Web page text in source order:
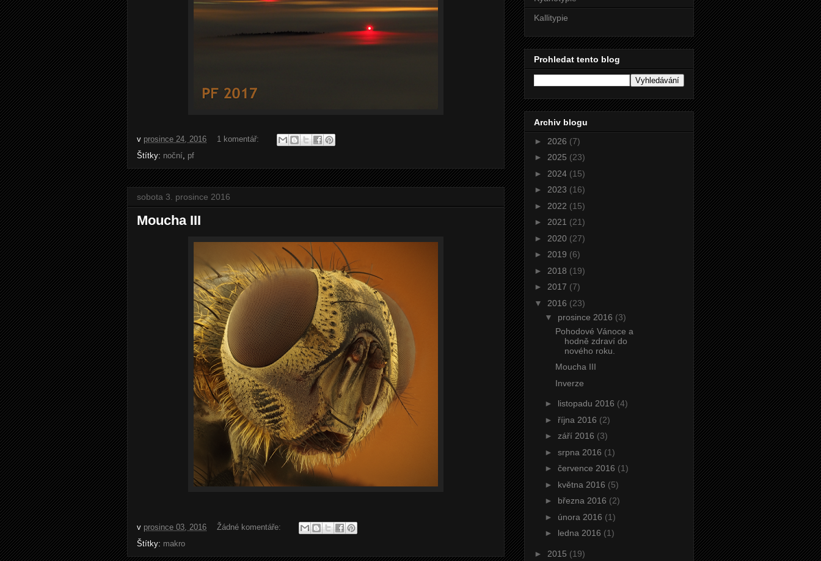
v prosince 24, 2016
1 komentář:
Štítky: noční, pf
sobota 3. prosince 2016
Moucha III
v prosince 03, 2016
Žádné komentáře:
Štítky: makro
Kallitypie
Prohledat tento blog
Archiv blogu
► 2026 (7)
► 2025 (23)
► 2024 (15)
► 2023 (16)
► 2022 (15)
► 2021 (21)
► 2020 (27)
► 2019 (6)
► 2018 (19)
► 2017 (7)
▼ 2016 (23)
▼ prosince 2016 (3)
Pohodové Vánoce a
hodně zdraví do
nového roku.
Moucha III
Inverze
► listopadu 2016 (4)
► října 2016 (2)
► září 2016 (3)
► srpna 2016 (1)
► července 2016 (1)
► května 2016 (5)
► března 2016 (2)
► února 2016 (1)
► ledna 2016 (1)
► 2015 (19)